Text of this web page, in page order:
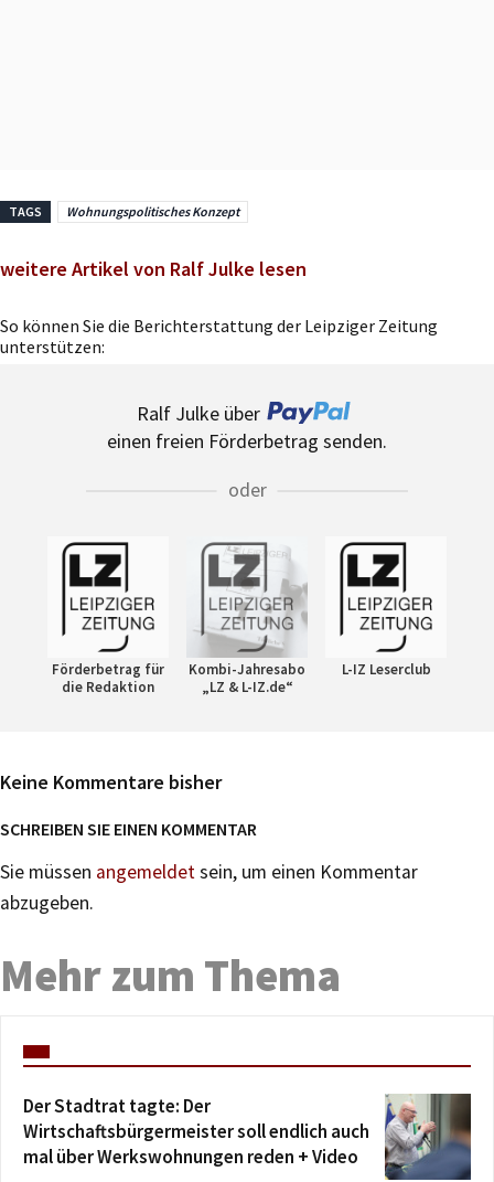
TAGS Wohnungspolitisches Konzept
weitere Artikel von Ralf Julke lesen
So können Sie die Berichterstattung der Leipziger Zeitung
unterstützen:
Ralf Julke über
einen freien Förderbetrag senden.
oder
Förderbetrag für
die Redaktion
Kombi-Jahresabo
„LZ & L-IZ.de“
L-IZ Leserclub
Keine Kommentare bisher
SCHREIBEN SIE EINEN KOMMENTAR
Sie müssen angemeldetsein, um einen Kommentar
abzugeben.
Mehr zum Thema
Der Stadtrat tagte: Der
Wirtschaftsbürgermeister soll endlich auch
mal über Werkswohnungen reden + Video